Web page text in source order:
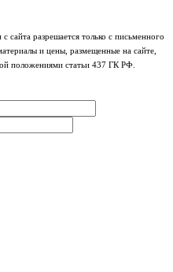
сайта разрешается только с письменного
и цены, размещенные на сайте,
положениями статьи 437 ГК РФ.